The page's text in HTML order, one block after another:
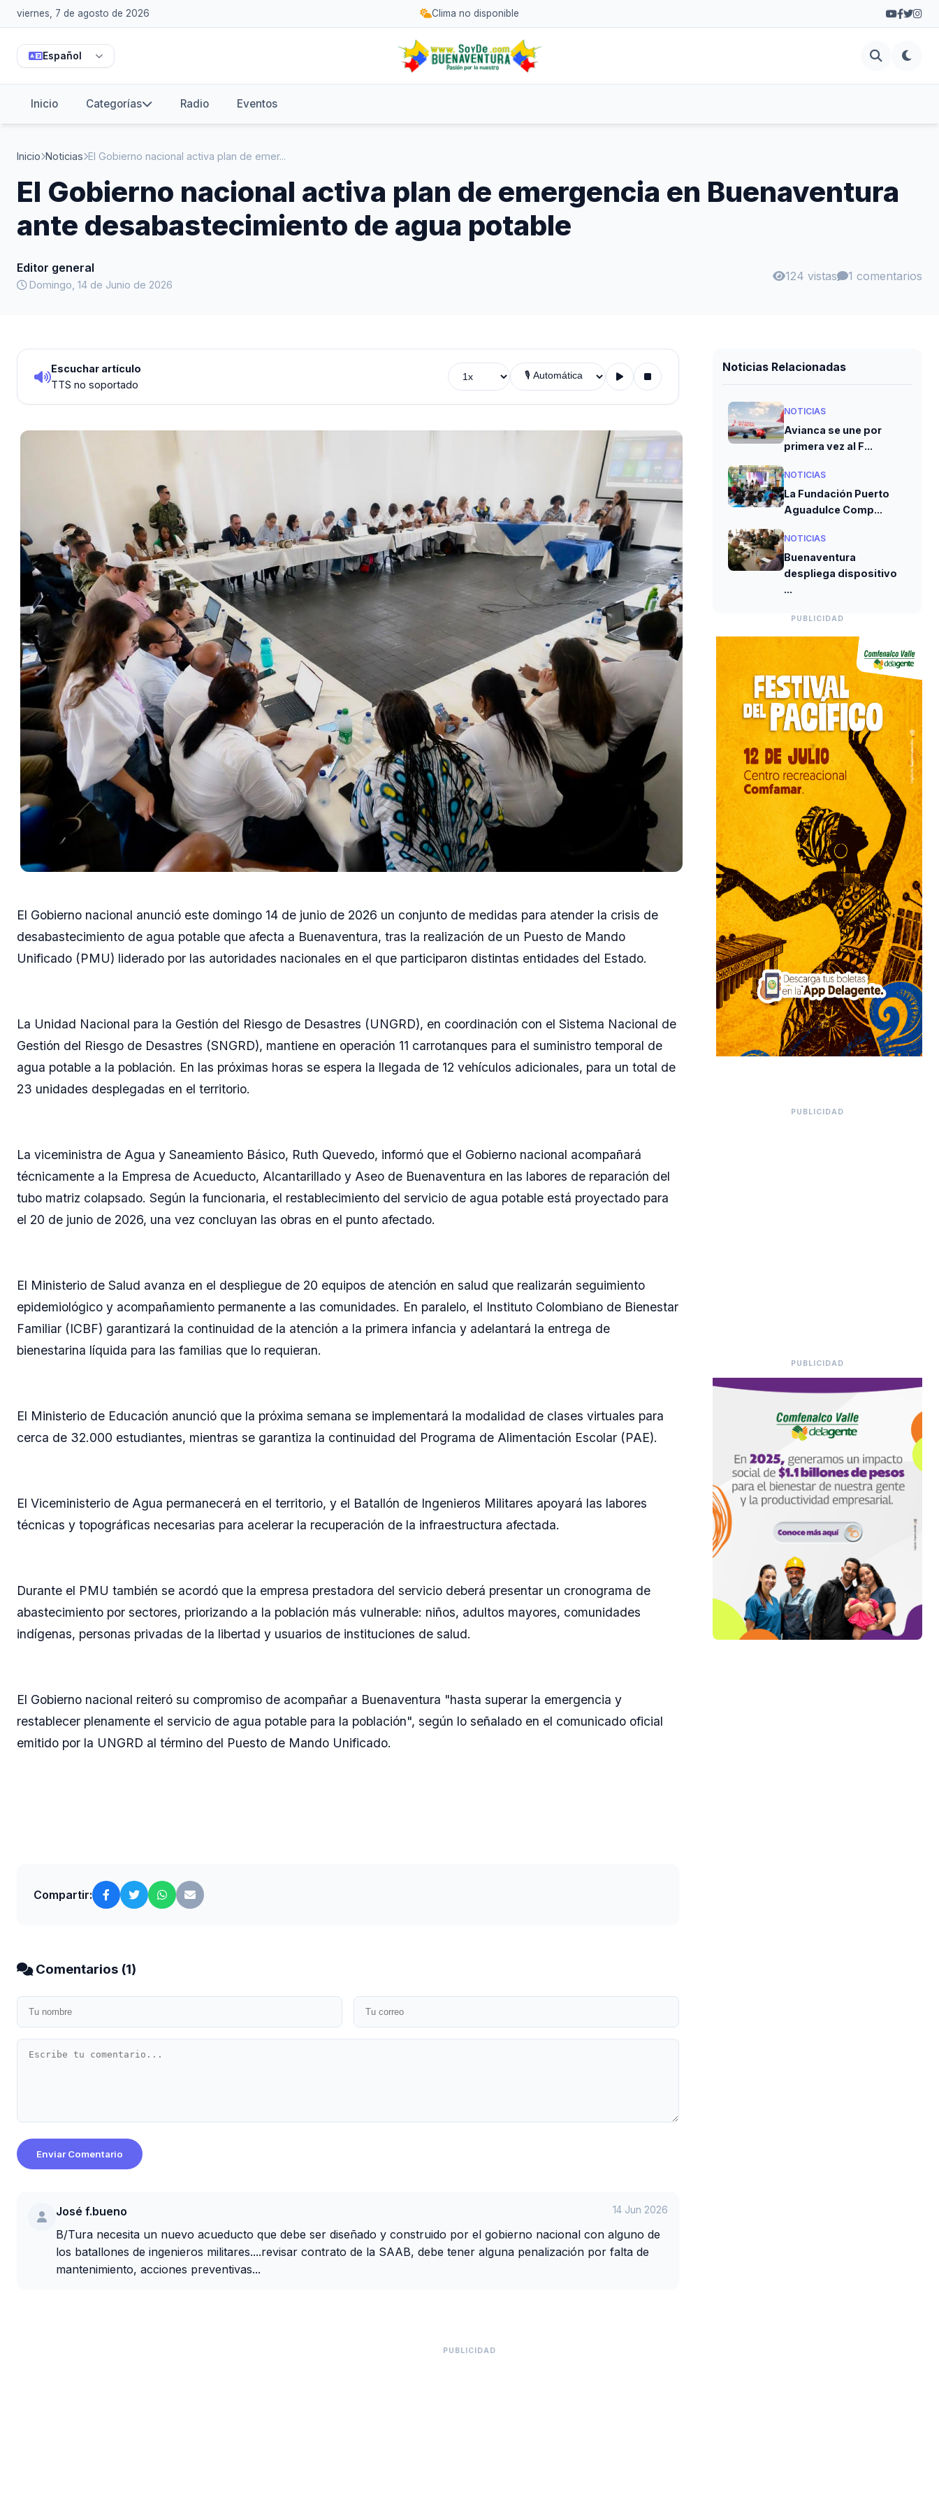
viernes, 7 de agosto de 2026 Clima no disponible
Español
Inicio Categorías Radio Eventos
Inicio Noticias El Gobierno nacional activa plan de emer...
El Gobierno nacional activa plan de emergencia en Buenaventura
ante desabastecimiento de agua potable
Editor general
Domingo, 14 de Junio de 2026
124 vistas 1 comentarios
Escuchar artículo
TTS no soportado
El Gobierno nacional anunció este domingo 14 de junio de 2026 un conjunto de medidas para atender la crisis de
desabastecimiento de agua potable que afecta a Buenaventura, tras la realización de un Puesto de Mando
Unificado (PMU) liderado por las autoridades nacionales en el que participaron distintas entidades del Estado.
La Unidad Nacional para la Gestión del Riesgo de Desastres (UNGRD), en coordinación con el Sistema Nacional de
Gestión del Riesgo de Desastres (SNGRD), mantiene en operación 11 carrotanques para el suministro temporal de
agua potable a la población. En las próximas horas se espera la llegada de 12 vehículos adicionales, para un total de
23 unidades desplegadas en el territorio.
La viceministra de Agua y Saneamiento Básico, Ruth Quevedo, informó que el Gobierno nacional acompañará
técnicamente a la Empresa de Acueducto, Alcantarillado y Aseo de Buenaventura en las labores de reparación del
tubo matriz colapsado. Según la funcionaria, el restablecimiento del servicio de agua potable está proyectado para
el 20 de junio de 2026, una vez concluyan las obras en el punto afectado.
El Ministerio de Salud avanza en el despliegue de 20 equipos de atención en salud que realizarán seguimiento
epidemiológico y acompañamiento permanente a las comunidades. En paralelo, el Instituto Colombiano de Bienestar
Familiar (ICBF) garantizará la continuidad de la atención a la primera infancia y adelantará la entrega de
bienestarina líquida para las familias que lo requieran.
El Ministerio de Educación anunció que la próxima semana se implementará la modalidad de clases virtuales para
cerca de 32.000 estudiantes, mientras se garantiza la continuidad del Programa de Alimentación Escolar (PAE).
El Viceministerio de Agua permanecerá en el territorio, y el Batallón de Ingenieros Militares apoyará las labores
técnicas y topográficas necesarias para acelerar la recuperación de la infraestructura afectada.
Durante el PMU también se acordó que la empresa prestadora del servicio deberá presentar un cronograma de
abastecimiento por sectores, priorizando a la población más vulnerable: niños, adultos mayores, comunidades
indígenas, personas privadas de la libertad y usuarios de instituciones de salud.
El Gobierno nacional reiteró su compromiso de acompañar a Buenaventura "hasta superar la emergencia y
restablecer plenamente el servicio de agua potable para la población", según lo señalado en el comunicado oficial
emitido por la UNGRD al término del Puesto de Mando Unificado.
Compartir:
Comentarios (1)
Enviar Comentario
José f.bueno 14 Jun 2026
B/Tura necesita un nuevo acueducto que debe ser diseñado y construido por el gobierno nacional con alguno de
los batallones de ingenieros militares....revisar contrato de la SAAB, debe tener alguna penalización por falta de
mantenimiento, acciones preventivas...
Noticias Relacionadas
NOTICIAS
Avianca se une por
primera vez al F...
NOTICIAS
La Fundación Puerto
Aguadulce Comp...
NOTICIAS
Buenaventura
despliega dispositivo
...
PUBLICIDAD
PUBLICIDAD
PUBLICIDAD
PUBLICIDAD